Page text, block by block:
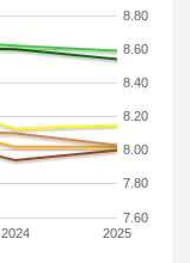
2024 2025
7.60
7.80
8.00
8.20
8.40
8.60
8.80